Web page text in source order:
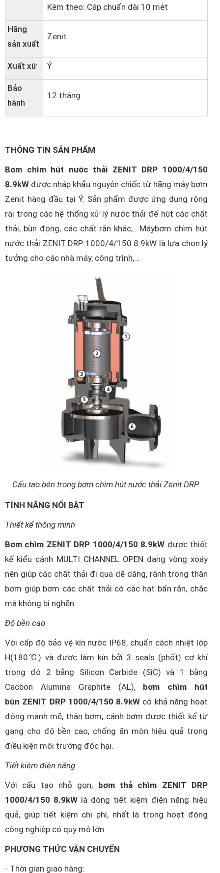
Kèm theo: Cáp chuẩn dài 10 mét
Hãng
sản xuất
Zenit
Xuất xứ Ý
Bảo
hành
12 tháng
THÔNG TIN SẢN PHẨM
Bơm chìm hút nước thải ZENIT DRP 1000/4/150
8.9kW được nhập khẩu nguyên chiếc từ hãng máy bơm
Zenit hàng đầu tại Ý. Sản phẩm được ứng dụng rộng
rãi trong các hệ thống xử lý nước thải để hút các chất
thải, bùn đọng, các chất rắn khác,.. Máybơm chìm hút
nước thải ZENIT DRP 1000/4/150 8.9kW là lựa chọn lý
tưởng cho các nhà máy, công trình,…
Cấu tạo bên trong bơm chìm hút nước thải Zenit DRP
TÍNH NĂNG NỔI BẬT
Thiết kế thông minh
Bơm chìm ZENIT DRP 1000/4/150 8.9kW được thiết
kế kiểu cánh MULTI CHANNEL OPEN dạng vòng xoáy
nên giúp các chất thải đi qua dễ dàng, rãnh trong thân
bơm giúp bơm các chất thải có các hạt bẩn rắn, chắc
mà không bị nghẽn.
Độ bền cao
Với cấp độ bảo vệ kín nước IP68, chuẩn cách nhiệt lớp
H(180℃) và được làm kín bởi 3 seals (phốt) cơ khí
trong đó 2 bằng Silicon Carbide (SiC) và 1 bằng
Cacbon Alumina Graphite (AL), bơm chìm hút
bùn ZENIT DRP 1000/4/150 8.9kW có khả năng hoạt
động mạnh mẽ, thân bơm, cánh bơm được thiết kế từ
gang cho độ bền cao, chống ăn mòn hiệu quả trong
điều kiện môi trường độc hại.
Tiết kiệm điện năng
Với cấu tạo nhỏ gọn, bơm thả chìm ZENIT DRP
1000/4/150 8.9kW là dòng tiết kiệm điện năng hiệu
quả, giúp tiết kiệm chi phí, nhất là trong hoạt động
công nghiệp có quy mô lớn.
PHƯƠNG THỨC VẬN CHUYỂN
- Thời gian giao hàng: